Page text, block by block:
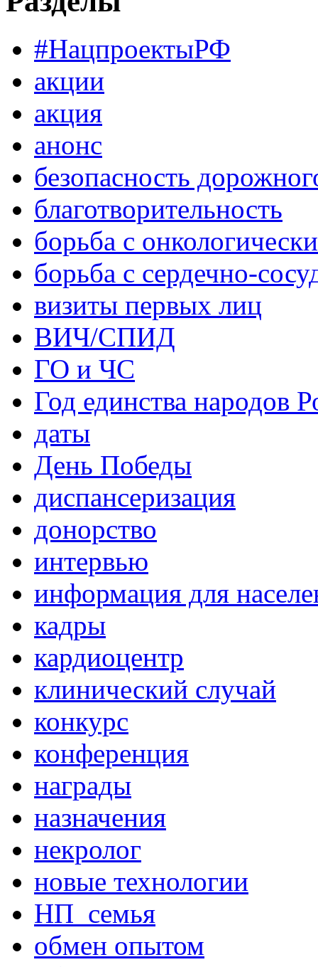
#НацпроектыРФ
акции
акция
анонс
безопасность
благотворительность
борьба с
борьба с сердечно-
визиты первых лиц
ВИЧ/СПИД
ГО и ЧС
Год единства народов
даты
День Победы
диспансеризация
донорство
интервью
информация для
кадры
кардиоцентр
клинический случай
конкурс
конференция
награды
назначения
некролог
новые технологии
НП_семья
обмен опытом